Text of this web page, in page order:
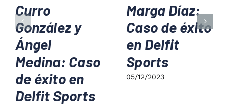
Curro
González y
Ángel
Medina: Caso
de éxito en
Delfit Sports
Marga Díaz:
Caso de éxito
en Delfit
Sports
05/12/2023